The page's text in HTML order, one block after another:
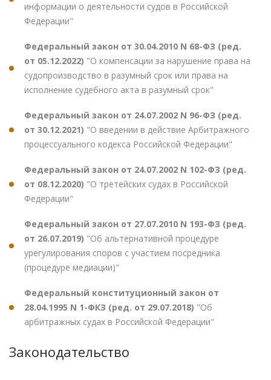
информации о деятельности судов в Российской
Федерации"
Федеральный закон от 30.04.2010 N 68-ФЗ (ред.
от 05.12.2022) "О компенсации за нарушение права на
судопроизводство в разумный срок или права на
исполнение судебного акта в разумный срок"
Федеральный закон от 24.07.2002 N 96-ФЗ (ред.
от 30.12.2021) "О введении в действие Арбитражного
процессуального кодекса Российской Федерации"
Федеральный закон от 24.07.2002 N 102-ФЗ (ред.
от 08.12.2020) "О третейских судах в Российской
Федерации"
Федеральный закон от 27.07.2010 N 193-ФЗ (ред.
от 26.07.2019) "Об альтернативной процедуре
урегулирования споров с участием посредника
(процедуре медиации)"
Федеральный конституционный закон от
28.04.1995 N 1-ФКЗ (ред. от 29.07.2018) "Об
арбитражных судах в Российской Федерации"
Законодательство